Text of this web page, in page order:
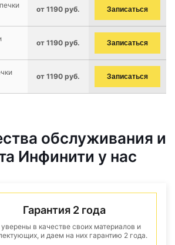
от 1190 руб. Записаться
от 1190 руб. Записаться
от 1190 руб. Записаться
обслуживания и
Инфинити у нас
Гарантия 2 года
в качестве своих материалов и
и даем на них гарантию 2 года.